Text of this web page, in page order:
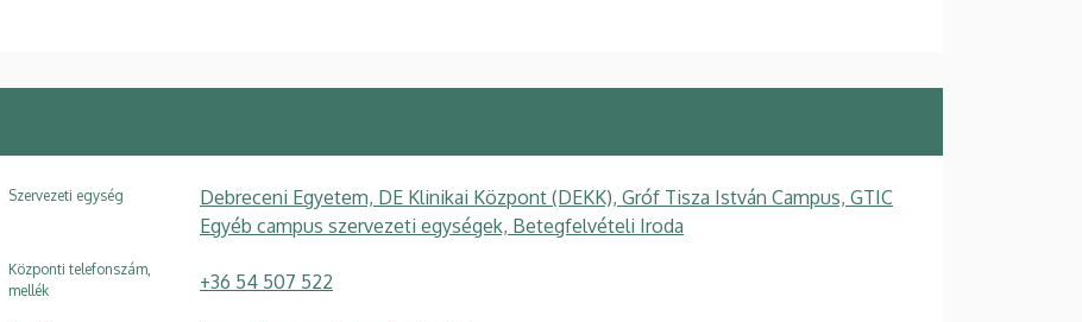
Szervezeti egység
Debreceni Egyetem, DE Klinikai Központ (DEKK), Gróf Tisza István Campus, GTIC
Egyéb campus szervezeti egységek, Betegfelvételi Iroda
Központi telefonszám,
mellék
+36 54 507 522